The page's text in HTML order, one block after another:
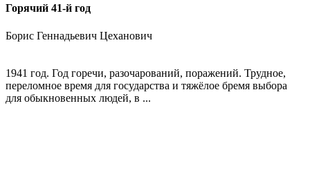
Горячий 41-й год
Борис Геннадьевич Цеханович
1941 год. Год горечи, разочарований, поражений. Трудное,
переломное время для государства и тяжёлое бремя выбора
для обыкновенных людей, в ...